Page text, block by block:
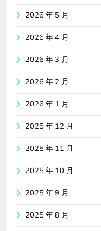
2026 年 5 月
2026 年 4 月
2026 年 3 月
2026 年 2 月
2026 年 1 月
2025 年 12 月
2025 年 11 月
2025 年 10 月
2025 年 9 月
2025 年 8 月